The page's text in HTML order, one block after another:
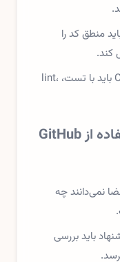
منطق کد را
کند.
خروجی Copilot باید با تست، lint،
اشتباهات رایج تیم‌ها در استفاده از GitHub
نمی‌دانند چه
باید بررسی